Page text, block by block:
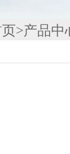
>产品中